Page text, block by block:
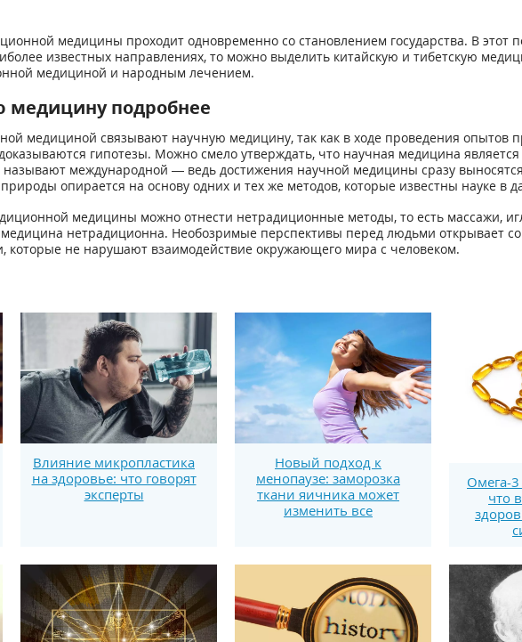
медицины проходит одновременно со становлением государства. В
известных направлениях, то можно выделить китайскую и тибетскую
медициной и народным лечением.
медицину подробнее
медициной связывают научную медицину, так как в ходе проведения
гипотезы. Можно смело утверждать, что научная медицина
международной — ведь достижения научной медицины сразу
опирается на основу одних и тех же методов, которые известны науке в
медицины можно отнести нетрадиционные методы, то есть массажи,
нетрадиционна. Необозримые перспективы перед людьми открывает
которые не нарушают взаимодействие окружающего мира с человеком.
Влияние микропластика
на здоровье: что говорят
эксперты
Новый подход к
менопаузе: заморозка
ткани яичника может
изменить все
Омега-
что